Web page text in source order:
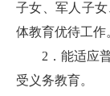
子女、军人子
体教育优待工作
2．能适应
受义务教育。